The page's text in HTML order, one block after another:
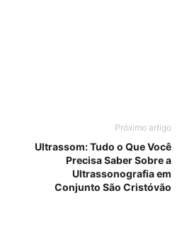
Próximo artigo
Ultrassom: Tudo o Que Você
Precisa Saber Sobre a
Ultrassonografia em
Conjunto São Cristóvão